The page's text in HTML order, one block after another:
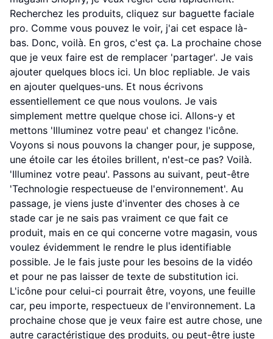
Recherchez les produits, cliquez sur baguette faciale
pro. Comme vous pouvez le voir, j'ai cet espace là-
bas. Donc, voilà. En gros, c'est ça. La prochaine chose
que je veux faire est de remplacer 'partager'. Je vais
ajouter quelques blocs ici. Un bloc repliable. Je vais
en ajouter quelques-uns. Et nous écrivons
essentiellement ce que nous voulons. Je vais
simplement mettre quelque chose ici. Allons-y et
mettons 'Illuminez votre peau' et changez l'icône.
Voyons si nous pouvons la changer pour, je suppose,
une étoile car les étoiles brillent, n'est-ce pas? Voilà.
'Illuminez votre peau'. Passons au suivant, peut-être
'Technologie respectueuse de l'environnement'. Au
passage, je viens juste d'inventer des choses à ce
stade car je ne sais pas vraiment ce que fait ce
produit, mais en ce qui concerne votre magasin, vous
voulez évidemment le rendre le plus identifiable
possible. Je le fais juste pour les besoins de la vidéo
et pour ne pas laisser de texte de substitution ici.
L'icône pour celui-ci pourrait être, voyons, une feuille
car, peu importe, respectueux de l'environnement. La
prochaine chose que je veux faire est autre chose, une
autre caractéristique des produits, ou peut-être juste